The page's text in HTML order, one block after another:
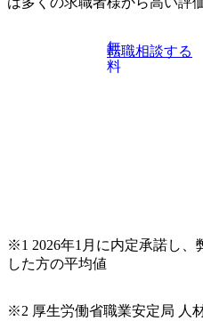
無
料
転職相談する
※1 2026年1月に内定承諾し、
した方の平均値
※2 厚生労働省職業安定局 人